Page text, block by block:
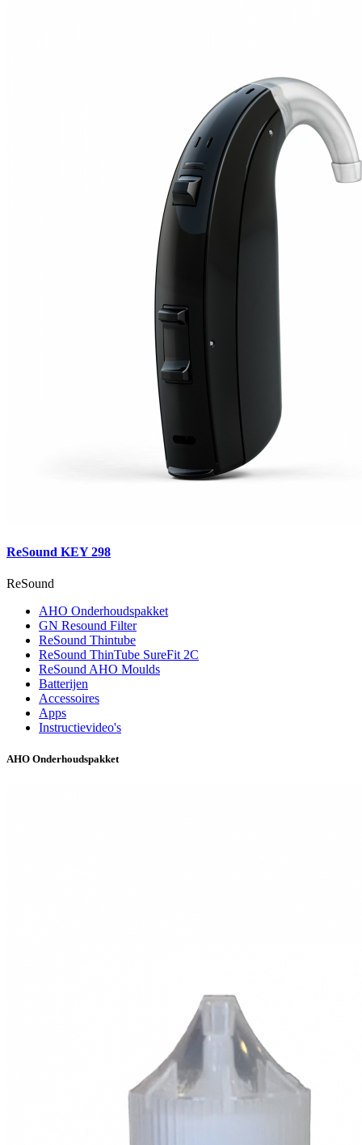
ReSound KEY 298
ReSound
AHO Onderhoudspakket
GN Resound Filter
ReSound Thintube
ReSound ThinTube SureFit 2C
ReSound AHO Moulds
Batterijen
Accessoires
Apps
Instructievideo's
AHO Onderhoudspakket